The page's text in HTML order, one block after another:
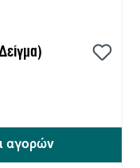
Mink Plant A (Δείγμα)
αγορών